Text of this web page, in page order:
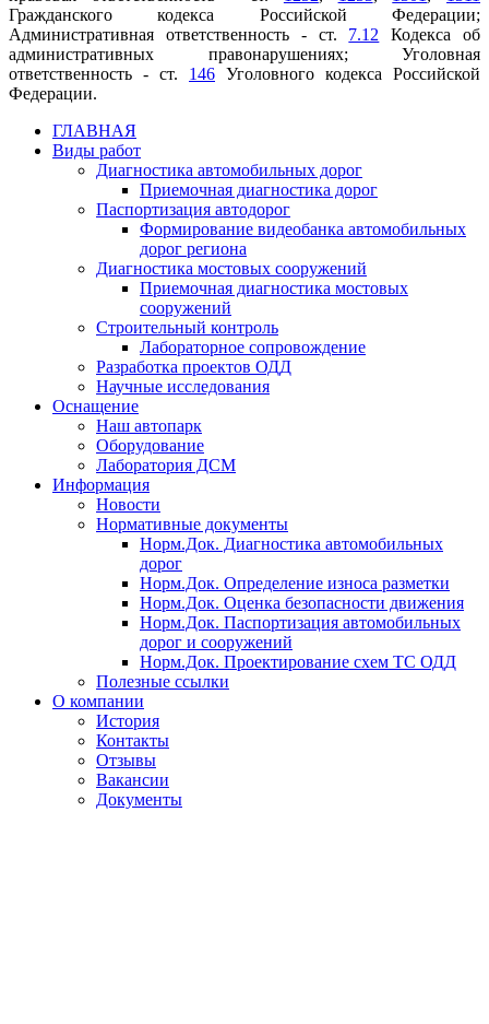
Гражданского кодекса Российской Федерации;
Административная ответственность - ст. 7.12 Кодекса об
административных правонарушениях; Уголовная
ответственность - ст. 146 Уголовного кодекса Российской
Федерации.
ГЛАВНАЯ
Виды работ
Диагностика автомобильных дорог
Приемочная диагностика дорог
Паспортизация автодорог
Формирование видеобанка автомобильных
дорог региона
Диагностика мостовых сооружений
Приемочная диагностика мостовых
сооружений
Строительный контроль
Лабораторное сопровождение
Разработка проектов ОДД
Научные исследования
Оснащение
Наш автопарк
Оборудование
Лаборатория ДСМ
Информация
Новости
Нормативные документы
Норм.Док. Диагностика автомобильных
дорог
Норм.Док. Определение износа разметки
Норм.Док. Оценка безопасности движения
Норм.Док. Паспортизация автомобильных
дорог и сооружений
Норм.Док. Проектирование схем ТС ОДД
Полезные ссылки
О компании
История
Контакты
Отзывы
Вакансии
Документы